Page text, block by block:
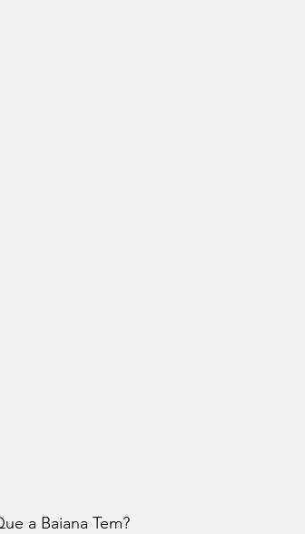
a Baiana Tem?